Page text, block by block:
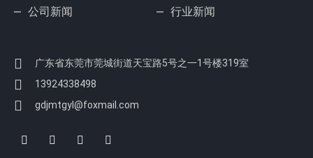
公司新闻 行业新闻
广东省东莞市莞城街道天宝路5号之一1号楼319室
13924338498
gdjmtgyl@foxmail.com